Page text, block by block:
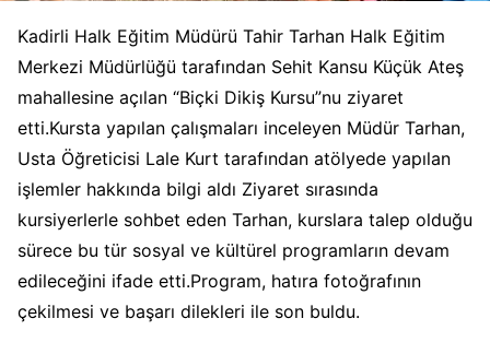
Kadirli Halk Eğitim Müdürü Tahir Tarhan Halk Eğitim
Merkezi Müdürlüğü tarafından Sehit Kansu Küçük Ateş
mahallesine açılan “Biçki Dikiş Kursu”nu ziyaret
etti.Kursta yapılan çalışmaları inceleyen Müdür Tarhan,
Usta Öğreticisi Lale Kurt tarafından atölyede yapılan
işlemler hakkında bilgi aldı Ziyaret sırasında
kursiyerlerle sohbet eden Tarhan, kurslara talep olduğu
sürece bu tür sosyal ve kültürel programların devam
edileceğini ifade etti.Program, hatıra fotoğrafının
çekilmesi ve başarı dilekleri ile son buldu.